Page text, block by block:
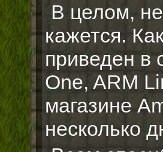
В целом,
кажется.
приведен в
One, ARM
магазине
несколько